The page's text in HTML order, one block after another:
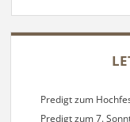
SIDEBAR
Predigt zum
Predigt zum 7.